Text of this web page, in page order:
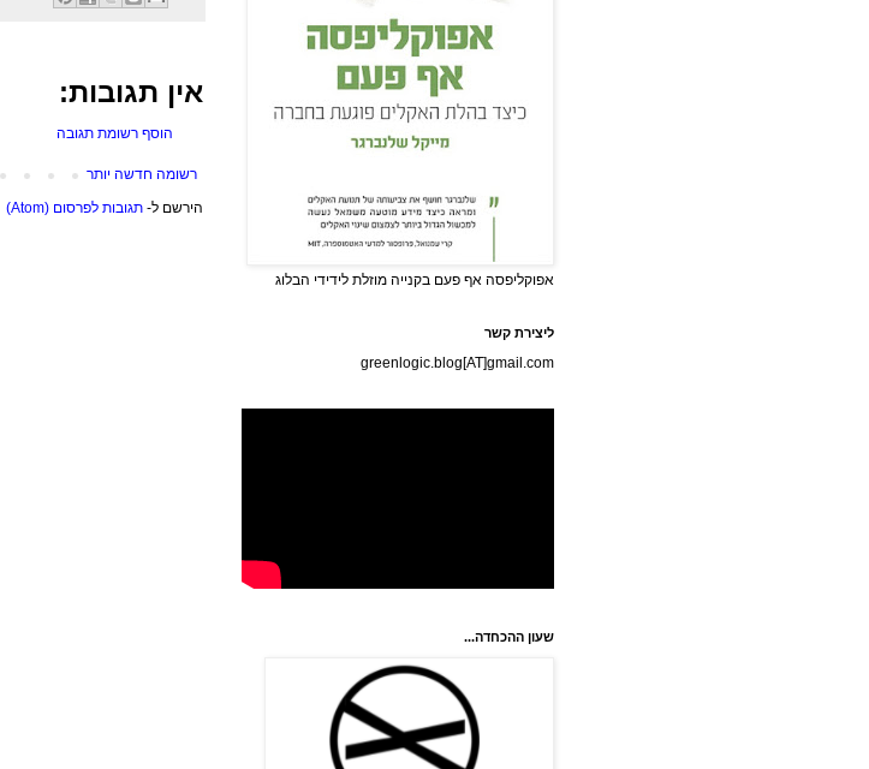
אין תגובות:
הוסף רשומת תגובה
רשומה חדשה יותר
הירשם ל- תגובות לפרסום (Atom)
אפוקליפסה אף פעם בקנייה מוזלת לידידי הבלוג
ליצירת קשר
greenlogic.blog[AT]gmail.com
שעון ההכחדה...